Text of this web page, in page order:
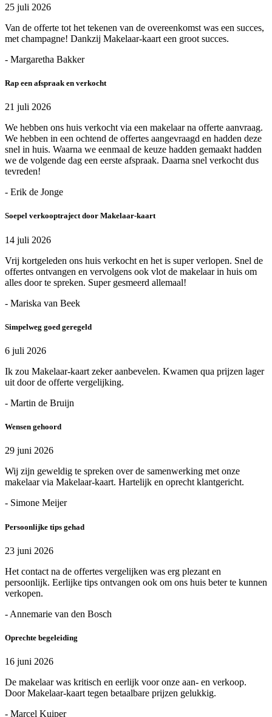
25 juli 2026
Van de offerte tot het tekenen van de overeenkomst was een succes,
met champagne! Dankzij Makelaar-kaart een groot succes.
- Margaretha Bakker
Rap een afspraak en verkocht
21 juli 2026
We hebben ons huis verkocht via een makelaar na offerte aanvraag.
We hebben in een ochtend de offertes aangevraagd en hadden deze
snel in huis. Waarna we eenmaal de keuze hadden gemaakt hadden
we de volgende dag een eerste afspraak. Daarna snel verkocht dus
tevreden!
- Erik de Jonge
Soepel verkooptraject door Makelaar-kaart
14 juli 2026
Vrij kortgeleden ons huis verkocht en het is super verlopen. Snel de
offertes ontvangen en vervolgens ook vlot de makelaar in huis om
alles door te spreken. Super gesmeerd allemaal!
- Mariska van Beek
Simpelweg goed geregeld
6 juli 2026
Ik zou Makelaar-kaart zeker aanbevelen. Kwamen qua prijzen lager
uit door de offerte vergelijking.
- Martin de Bruijn
Wensen gehoord
29 juni 2026
Wij zijn geweldig te spreken over de samenwerking met onze
makelaar via Makelaar-kaart. Hartelijk en oprecht klantgericht.
- Simone Meijer
Persoonlijke tips gehad
23 juni 2026
Het contact na de offertes vergelijken was erg plezant en
persoonlijk. Eerlijke tips ontvangen ook om ons huis beter te kunnen
verkopen.
- Annemarie van den Bosch
Oprechte begeleiding
16 juni 2026
De makelaar was kritisch en eerlijk voor onze aan- en verkoop.
Door Makelaar-kaart tegen betaalbare prijzen gelukkig.
- Marcel Kuiper